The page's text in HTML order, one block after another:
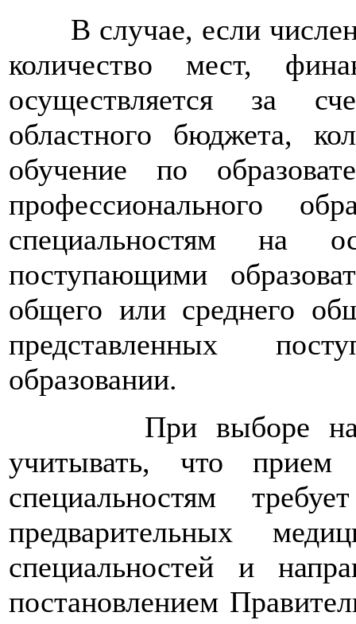
В случае, если
количество мест,
осуществляется за
областного бюджета,
обучение по
профессионального
специальностям на
поступающими
общего или среднего
представленных
образовании.
При выборе
учитывать, что
специальностям
предварительных
специальностей и
постановлением